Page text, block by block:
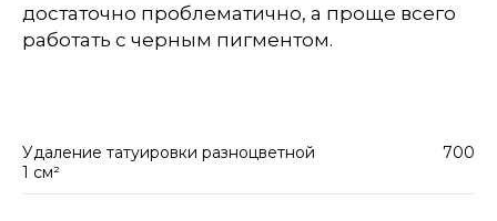
достаточно проблематично, а проще всего
работать с черным пигментом.
Удаление татуировки разноцветной
1 см²
700